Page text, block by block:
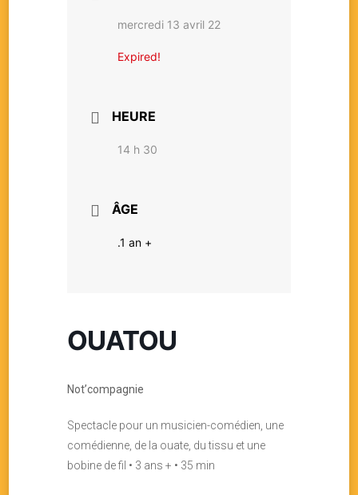
mercredi 13 avril 22
Expired!
HEURE
14 h 30
ÂGE
.1 an +
OUATOU
Not’compagnie
Spectacle pour un musicien-comédien, une
comédienne, de la ouate, du tissu et une
bobine de fil • 3 ans + • 35 min